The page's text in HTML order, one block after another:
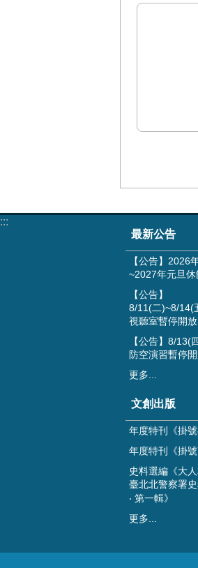
:::
最新公告
【公告】2026
~2027年元旦
【公告】
8/11(二)~8/14(
視聽室暫停開放
【公告】8/13(
防空演習暫停
更多...
文創出版
年度特刊《掛號
年度特刊《掛號
史料選編《大人
臺北北警察署
‧ 第一輯》
更多...